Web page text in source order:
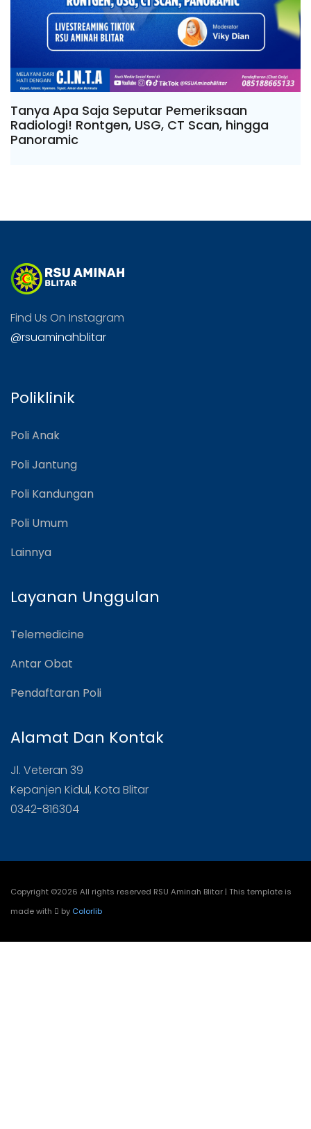
Tanya Apa Saja Seputar Pemeriksaan
Radiologi! Rontgen, USG, CT Scan, hingga
Panoramic
Find Us On Instagram
@rsuaminahblitar
Poliklinik
Poli Anak
Poli Jantung
Poli Kandungan
Poli Umum
Lainnya
Layanan Unggulan
Telemedicine
Antar Obat
Pendaftaran Poli
Alamat Dan Kontak
Jl. Veteran 39
Kepanjen Kidul, Kota Blitar
0342-816304
Copyright ©2026 All rights reserved RSU Aminah Blitar | This template is
made with
by Colorlib